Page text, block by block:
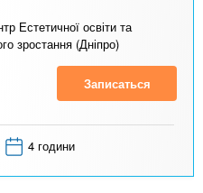
Естетичної освіти та
зростання (Дніпро)
Записаться
4 години